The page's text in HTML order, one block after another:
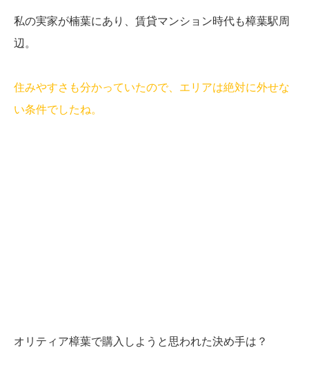
私の実家が楠葉にあり、賃貸マンション時代も樟葉駅周
辺。
住みやすさも分かっていたので、エリアは絶対に外せな
い条件でしたね。
オリティア樟葉で購入しようと思われた決め手は？